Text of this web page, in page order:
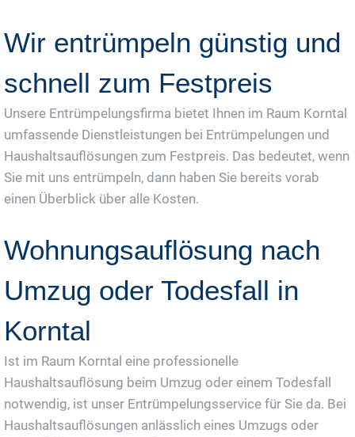
Wir entrümpeln günstig und
schnell zum Festpreis
Unsere Entrümpelungsfirma bietet Ihnen im Raum Korntal
umfassende Dienstleistungen bei Entrümpelungen und
Haushaltsauflösungen zum Festpreis. Das bedeutet, wenn
Sie mit uns entrümpeln, dann haben Sie bereits vorab
einen Überblick über alle Kosten.
Wohnungsauflösung nach
Umzug oder Todesfall in
Korntal
Ist im Raum Korntal eine professionelle
Haushaltsauflösung beim Umzug oder einem Todesfall
notwendig, ist unser Entrümpelungsservice für Sie da. Bei
Haushaltsauflösungen anlässlich eines Umzugs oder